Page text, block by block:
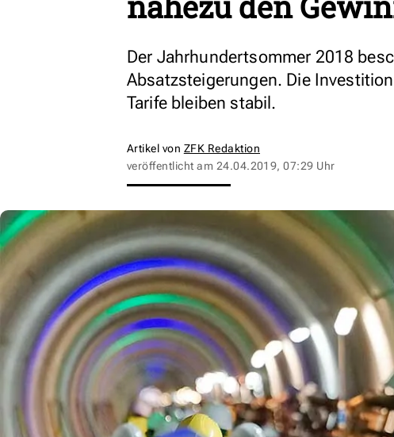
Der Jahrhundertsommer 2018
Absatzsteigerungen. Die
Tarife bleiben stabil.
Artikel von ZFK Redaktion
veröffentlicht am 24.04.2019, 07:29 Uhr